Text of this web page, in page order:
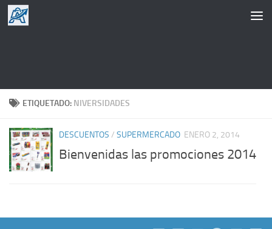
Saltar al contenido
ETIQUETADO: NIVERSIDADES
DESCUENTOS / SUPERMERCADO ENERO 2, 2014
Bienvenidas las promociones 2014